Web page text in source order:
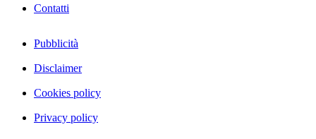
Contatti
Pubblicità
Disclaimer
Cookies policy
Privacy policy